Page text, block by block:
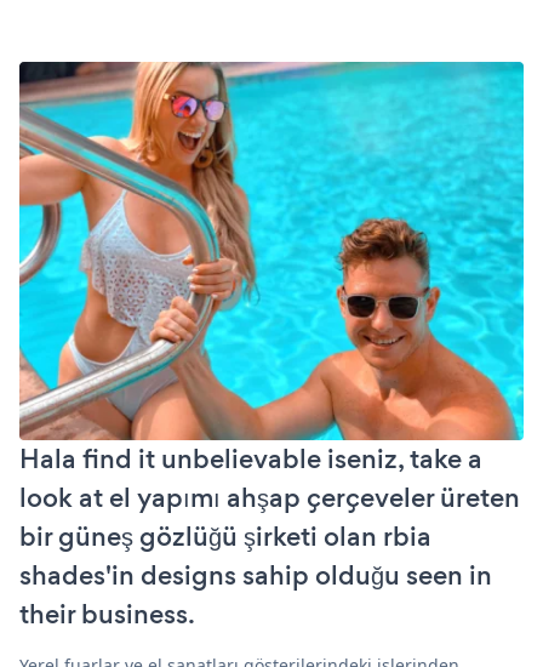
Hala find it unbelievable iseniz, take a
look at el yapımı ahşap çerçeveler üreten
bir güneş gözlüğü şirketi olan rbia
shades'in designs sahip olduğu seen in
their business.